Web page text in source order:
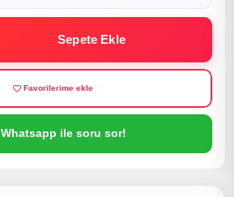
Sepete Ekle
Favorilerime ekle
Whatsapp ile soru sor!